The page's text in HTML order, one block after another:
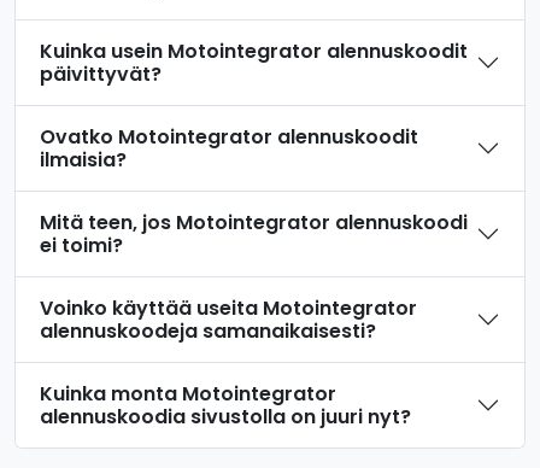
Kuinka usein Motointegrator alennuskoodit
päivittyvät?
Ovatko Motointegrator alennuskoodit
ilmaisia?
Mitä teen, jos Motointegrator alennuskoodi
ei toimi?
Voinko käyttää useita Motointegrator
alennuskoodeja samanaikaisesti?
Kuinka monta Motointegrator
alennuskoodia sivustolla on juuri nyt?